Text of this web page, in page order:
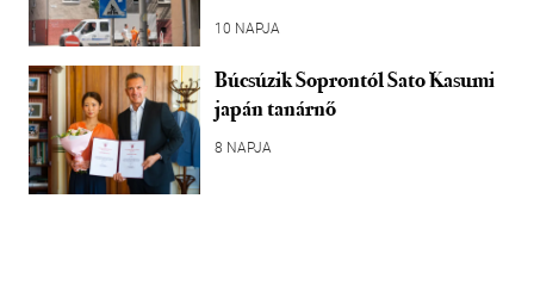
10 NAPJA
Búcsúzik Soprontól Sato Kasumi
japán tanárnő
8 NAPJA